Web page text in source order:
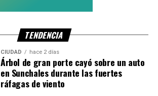
TENDENCIA
CIUDAD hace 2 días
Árbol de gran porte cayó sobre un auto
en Sunchales durante las fuertes
ráfagas de viento